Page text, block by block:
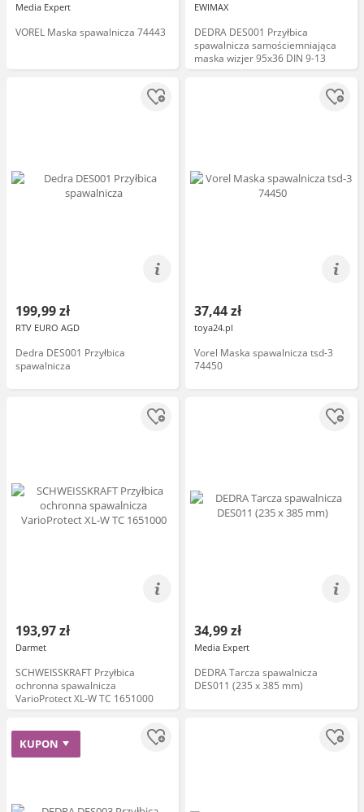
Media Expert
VOREL Maska spawalnicza 74443
EWIMAX
DEDRA DES001 Przyłbica
spawalnicza samościemniająca
maska wizjer 95x36 DIN 9-13
199,99 zł
RTV EURO AGD
Dedra DES001 Przyłbica
spawalnicza
37,44 zł
toya24.pl
Vorel Maska spawalnicza tsd-3
74450
193,97 zł
Darmet
SCHWEISSKRAFT Przyłbica
ochronna spawalnicza
VarioProtect XL-W TC 1651000
34,99 zł
Media Expert
DEDRA Tarcza spawalnicza
DES011 (235 x 385 mm)
KUPON